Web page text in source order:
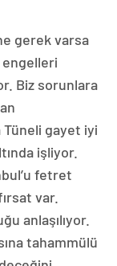
gerek varsa
engelleri
Biz sorunlara
gayet iyi
işliyor.
fetret
var.
anlaşılıyor.
tahammülü